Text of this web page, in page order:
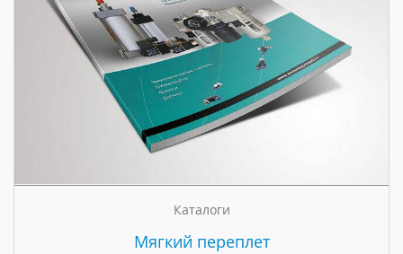
Каталоги
Мягкий переплет